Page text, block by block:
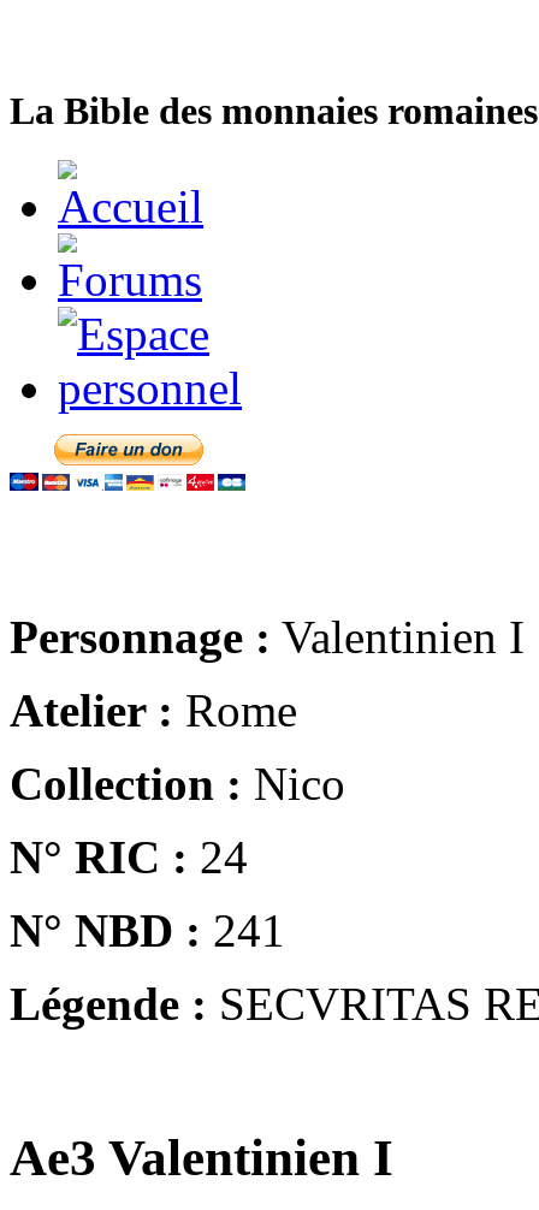
La Bible des monnaies
Personnage : Valentinien I
Atelier : Rome
Collection : Nico
N° RIC : 24
N° NBD : 241
Légende : SECVRITAS
Ae3 Valentinien I